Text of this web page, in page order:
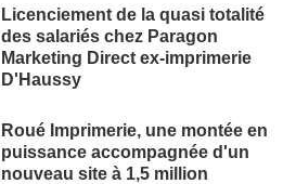
Licenciement de la quasi totalité
des salariés chez Paragon
Marketing Direct ex-imprimerie
D'Haussy
Roué Imprimerie, une montée en
puissance accompagnée d'un
nouveau site à 1,5 million